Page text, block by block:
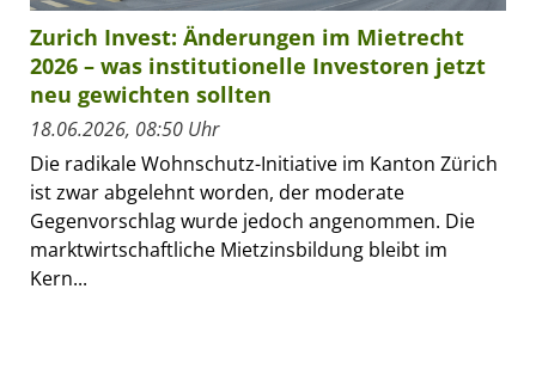
Zurich Invest: Änderungen im Mietrecht
2026 – was institutionelle Investoren jetzt
neu gewichten sollten
18.06.2026, 08:50 Uhr
Die radikale Wohnschutz-Initiative im Kanton Zürich
ist zwar abgelehnt worden, der moderate
Gegenvorschlag wurde jedoch angenommen. Die
marktwirtschaftliche Mietzinsbildung bleibt im
Kern...